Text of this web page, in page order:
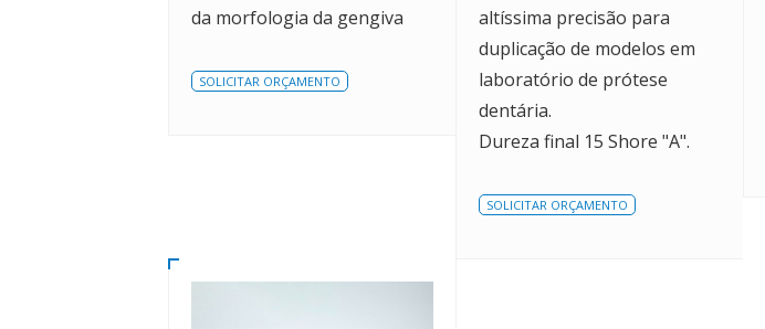
da morfologia da gengiva
SOLICITAR ORÇAMENTO
altíssima precisão para
duplicação de modelos em
laboratório de prótese
dentária.
Dureza final 15 Shore "A".
SOLICITAR ORÇAMENTO